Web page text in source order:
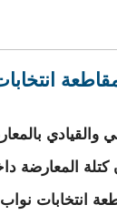
والقيادي
كتلة المعارضة
انتخابات